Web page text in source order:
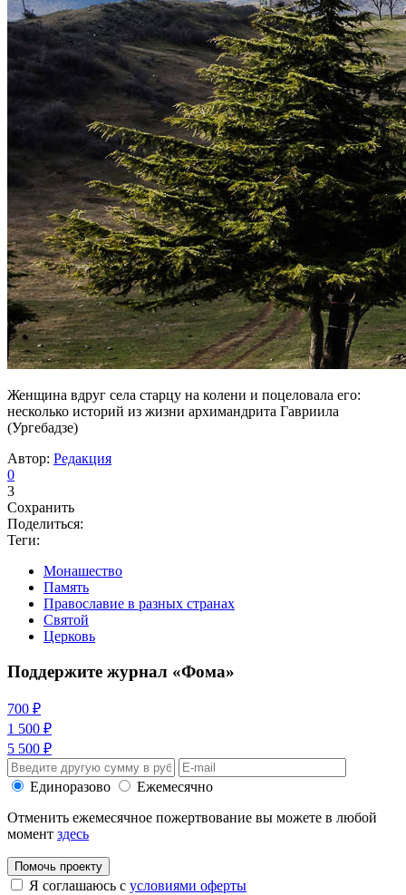
Женщина вдруг села старцу на колени и поцеловала его:
несколько историй из жизни архимандрита Гавриила
(Ургебадзе)
Автор: Редакция
0
3
Сохранить
Поделиться:
Теги:
Монашество
Память
Православие в разных странах
Святой
Церковь
Поддержите журнал «Фома»
700 ₽
1 500 ₽
5 500 ₽
Единоразово
Ежемесячно
Отменить ежемесячное пожертвование вы можете в любой
момент здесь
Помочь проекту
Я соглашаюсь с условиями оферты